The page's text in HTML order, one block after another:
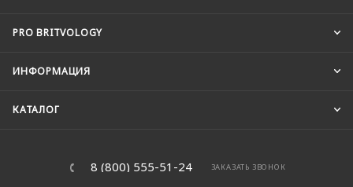
PRO BRITVOLOGY
ИНФОРМАЦИЯ
КАТАЛОГ
8 (800) 555-51-24 ЗАКАЗАТЬ ЗВОНОК